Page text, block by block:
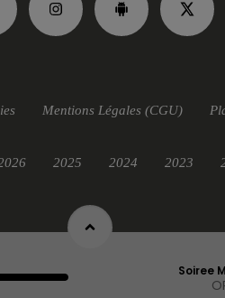
Soiree
Mentions Légales (CGU)
2025 2024 2023